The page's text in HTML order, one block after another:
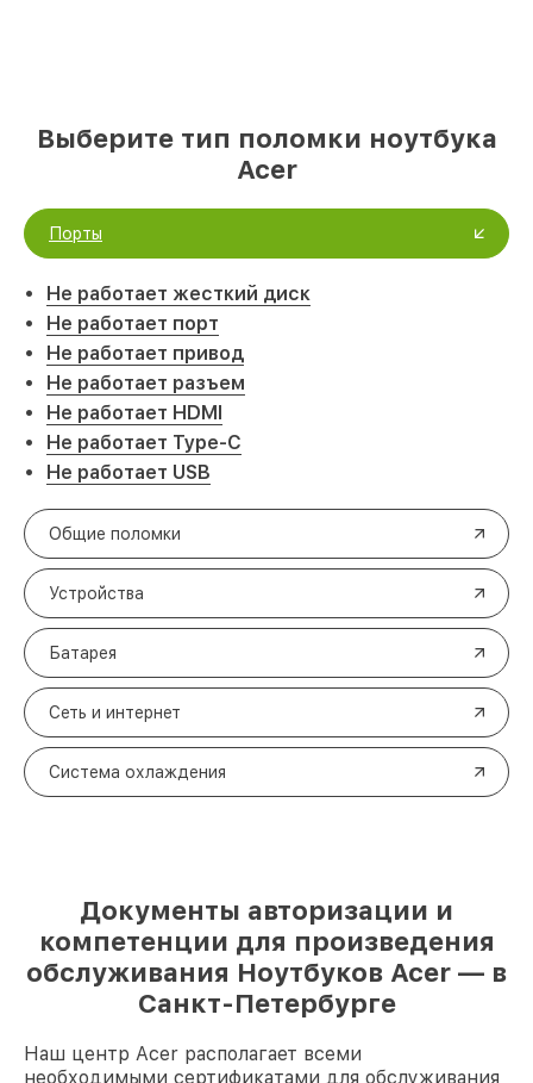
Выберите тип поломки ноутбука
Acer
Порты
Не работает жесткий диск
Не работает порт
Не работает привод
Не работает разъем
Не работает HDMI
Не работает Type-C
Не работает USB
Общие поломки
Устройства
Батарея
Сеть и интернет
Система охлаждения
Документы авторизации и
компетенции для произведения
обслуживания Ноутбуков Acer — в
Санкт-Петербурге
Наш центр Acer располагает всеми
необходимыми сертификатами для обслуживания